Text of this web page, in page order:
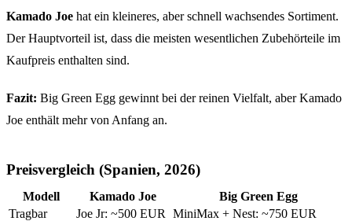
Kamado Joe hat ein kleineres, aber schnell wachsendes Sortiment.
Der Hauptvorteil ist, dass die meisten wesentlichen Zubehörteile im
Kaufpreis enthalten sind.
Fazit: Big Green Egg gewinnt bei der reinen Vielfalt, aber Kamado
Joe enthält mehr von Anfang an.
Preisvergleich (Spanien, 2026)
Modell Kamado Joe
Big Green Egg
Tragbar
Joe Jr: ~500 EUR
MiniMax + Nest: ~750 EUR